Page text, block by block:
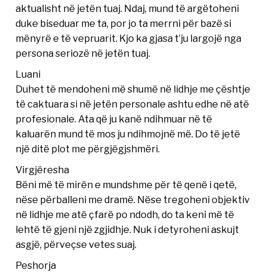
aktualisht në jetën tuaj. Ndaj, mund të argëtoheni
duke biseduar me ta, por jo ta merrni për bazë si
mënyrë e të vepruarit. Kjo ka gjasa t’ju largojë nga
persona seriozë në jetën tuaj.
Luani
Duhet të mendoheni më shumë në lidhje me çështje
të caktuara si në jetën personale ashtu edhe në atë
profesionale. Ata që ju kanë ndihmuar në të
kaluarën mund të mos ju ndihmojnë më. Do të jetë
një ditë plot me përgjëgjshmëri.
Virgjëresha
Bëni më të mirën e mundshme për të qenë i qetë,
nëse përballeni me dramë. Nëse tregoheni objektiv
në lidhje me atë çfarë po ndodh, do ta keni më të
lehtë të gjeni një zgjidhje. Nuk i detyroheni askujt
asgjë, përveçse vetes suaj.
Peshorja